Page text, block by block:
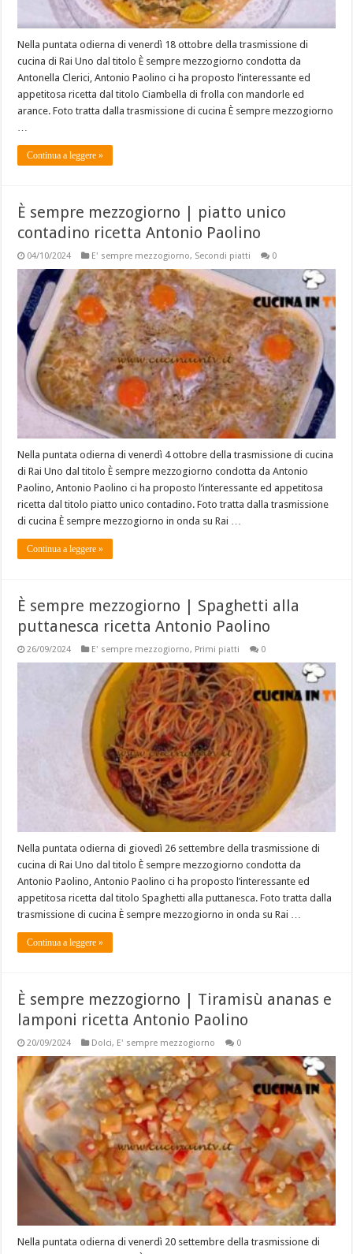
Nella puntata odierna di venerdì 18 ottobre della trasmissione di
cucina di Rai Uno dal titolo È sempre mezzogiorno condotta da
Antonella Clerici, Antonio Paolino ci ha proposto l’interessante ed
appetitosa ricetta dal titolo Ciambella di frolla con mandorle ed
arance. Foto tratta dalla trasmissione di cucina È sempre mezzogiorno
…
Continua a leggere »
È sempre mezzogiorno | piatto unico
contadino ricetta Antonio Paolino
04/10/2024 E' sempre mezzogiorno, Secondi piatti 0
Nella puntata odierna di venerdì 4 ottobre della trasmissione di cucina
di Rai Uno dal titolo È sempre mezzogiorno condotta da Antonio
Paolino, Antonio Paolino ci ha proposto l’interessante ed appetitosa
ricetta dal titolo piatto unico contadino. Foto tratta dalla trasmissione
di cucina È sempre mezzogiorno in onda su Rai …
Continua a leggere »
È sempre mezzogiorno | Spaghetti alla
puttanesca ricetta Antonio Paolino
26/09/2024 E' sempre mezzogiorno, Primi piatti 0
Nella puntata odierna di giovedì 26 settembre della trasmissione di
cucina di Rai Uno dal titolo È sempre mezzogiorno condotta da
Antonio Paolino, Antonio Paolino ci ha proposto l’interessante ed
appetitosa ricetta dal titolo Spaghetti alla puttanesca. Foto tratta dalla
trasmissione di cucina È sempre mezzogiorno in onda su Rai …
Continua a leggere »
È sempre mezzogiorno | Tiramisù ananas e
lamponi ricetta Antonio Paolino
20/09/2024 Dolci, E' sempre mezzogiorno 0
Nella puntata odierna di venerdì 20 settembre della trasmissione di